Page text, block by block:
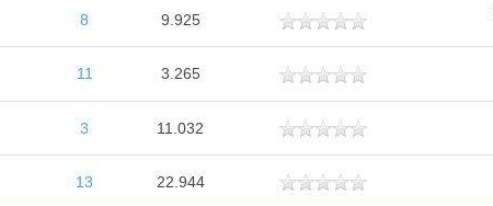
8 9.925
11 3.265
3 11.032
13 22.944